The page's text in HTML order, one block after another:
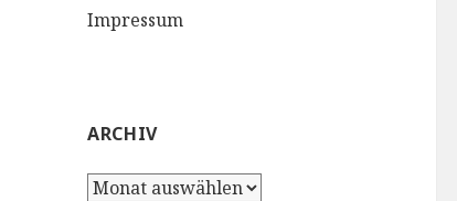
Impressum
ARCHIV
Archiv